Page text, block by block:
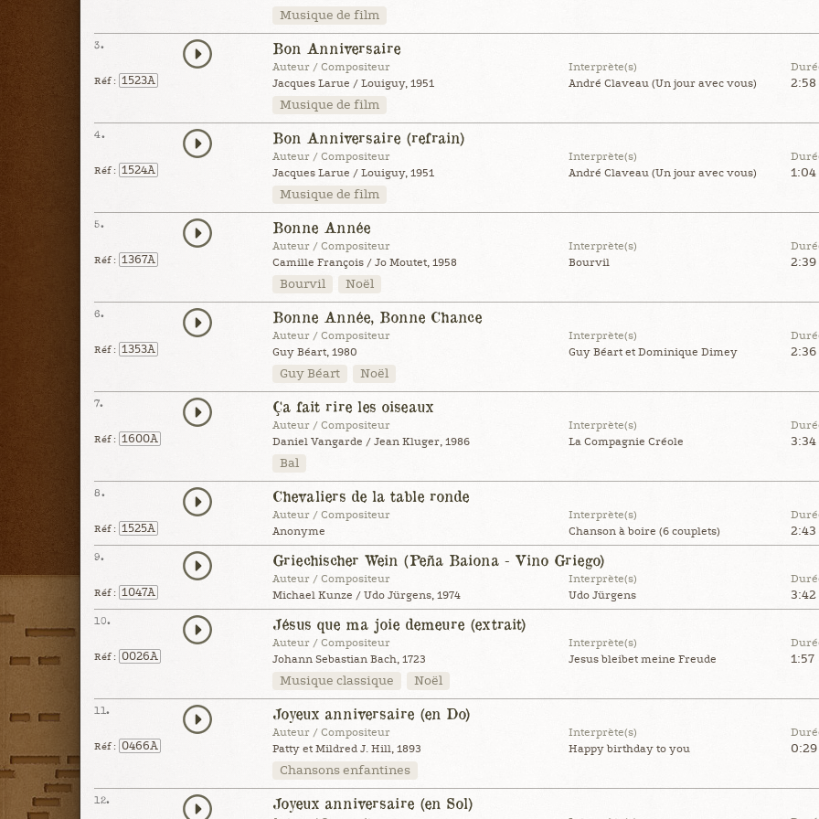
Musique de film
3.
Réf : 1523A
Bon Anniversaire
Auteur / Compositeur
Jacques Larue / Louiguy, 1951
Interprète(s)
André Claveau (Un jour avec vous)
2:58
Musique de film
4.
Réf : 1524A
Bon Anniversaire (refrain)
Auteur / Compositeur
Jacques Larue / Louiguy, 1951
Interprète(s)
André Claveau (Un jour avec vous)
1:04
Musique de film
5.
Réf : 1367A
Bonne Année
Auteur / Compositeur
Camille François / Jo Moutet, 1958
Interprète(s)
Bourvil
2:39
Bourvil
Noël
6.
Réf : 1353A
Bonne Année, Bonne Chance
Auteur / Compositeur
Guy Béart, 1980
Interprète(s)
Guy Béart et Dominique Dimey
2:36
Guy Béart
Noël
7.
Réf : 1600A
Ça fait rire les oiseaux
Auteur / Compositeur
Daniel Vangarde / Jean Kluger, 1986
Interprète(s)
La Compagnie Créole
3:34
Bal
8.
Réf : 1525A
Chevaliers de la table ronde
Auteur / Compositeur
Anonyme
Interprète(s)
Chanson à boire (6 couplets)
2:43
9.
Réf : 1047A
Griechischer Wein (Peña Baiona - Vino Griego)
Auteur / Compositeur
Michael Kunze / Udo Jürgens, 1974
Interprète(s)
Udo Jürgens
3:42
10.
Réf : 0026A
Jésus que ma joie demeure (extrait)
Auteur / Compositeur
Johann Sebastian Bach, 1723
Interprète(s)
Jesus bleibet meine Freude
1:57
Musique classique
Noël
11.
Réf : 0466A
Joyeux anniversaire (en Do)
Auteur / Compositeur
Patty et Mildred J. Hill, 1893
Interprète(s)
Happy birthday to you
0:29
Chansons enfantines
12. Joyeux anniversaire (en Sol)